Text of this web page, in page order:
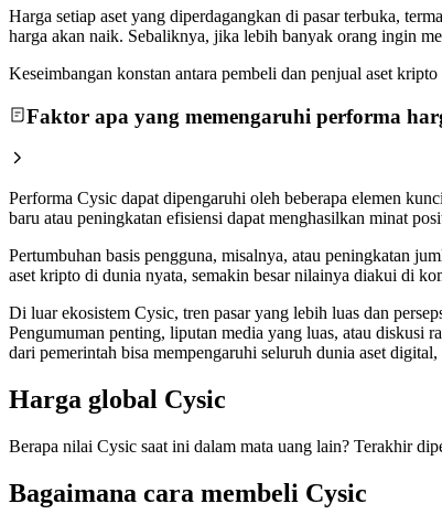
Harga setiap aset yang diperdagangkan di pasar terbuka,
harga akan naik. Sebaliknya, jika lebih banyak orang ingin
Keseimbangan konstan antara pembeli dan penjual aset
Faktor apa yang memengaruhi performa
Performa Cysic dapat dipengaruhi oleh beberapa elemen
baru atau peningkatan efisiensi dapat menghasilkan minat
Pertumbuhan basis pengguna, misalnya, atau peningkatan
aset kripto di dunia nyata, semakin besar nilainya diakui di
Di luar ekosistem Cysic, tren pasar yang lebih luas dan
Pengumuman penting, liputan media yang luas, atau diskusi
dari pemerintah bisa mempengaruhi seluruh dunia aset
Harga global Cysic
Berapa nilai Cysic saat ini dalam mata uang lain? Terakhir
Bagaimana cara membeli Cysic